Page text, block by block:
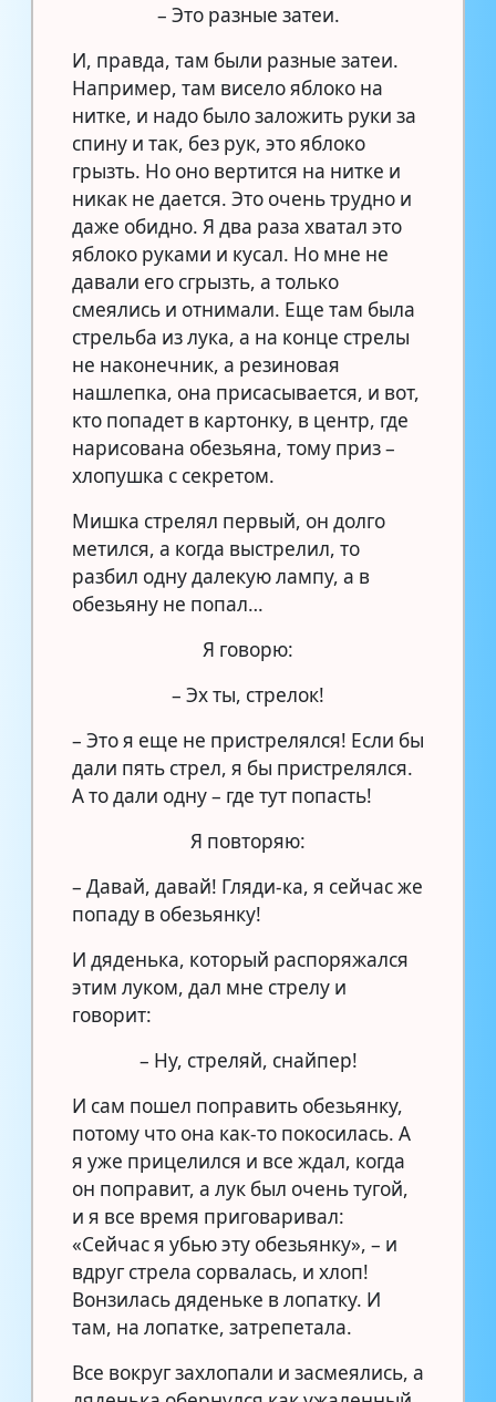
– Это разные затеи.
И, правда, там были разные затеи.
Например, там висело яблоко на
нитке, и надо было заложить руки за
спину и так, без рук, это яблоко
грызть. Но оно вертится на нитке и
никак не дается. Это очень трудно и
даже обидно. Я два раза хватал это
яблоко руками и кусал. Но мне не
давали его сгрызть, а только
смеялись и отнимали. Еще там была
стрельба из лука, а на конце стрелы
не наконечник, а резиновая
нашлепка, она присасывается, и вот,
кто попадет в картонку, в центр, где
нарисована обезьяна, тому приз –
хлопушка с секретом.
Мишка стрелял первый, он долго
метился, а когда выстрелил, то
разбил одну далекую лампу, а в
обезьяну не попал…
Я говорю:
– Эх ты, стрелок!
– Это я еще не пристрелялся! Если бы
дали пять стрел, я бы пристрелялся.
А то дали одну – где тут попасть!
Я повторяю:
– Давай, давай! Гляди-ка, я сейчас же
попаду в обезьянку!
И дяденька, который распоряжался
этим луком, дал мне стрелу и
говорит:
– Ну, стреляй, снайпер!
И сам пошел поправить обезьянку,
потому что она как-то покосилась. А
я уже прицелился и все ждал, когда
он поправит, а лук был очень тугой,
и я все время приговаривал:
«Сейчас я убью эту обезьянку», – и
вдруг стрела сорвалась, и хлоп!
Вонзилась дяденьке в лопатку. И
там, на лопатке, затрепетала.
Все вокруг захлопали и засмеялись, а